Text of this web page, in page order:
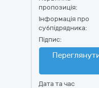
пропозиція:
Інформація про
субпідрядника:
Підпис:
Дата та час